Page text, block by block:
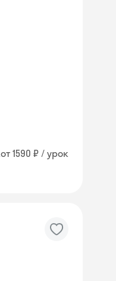
от 1590 ₽ / урок